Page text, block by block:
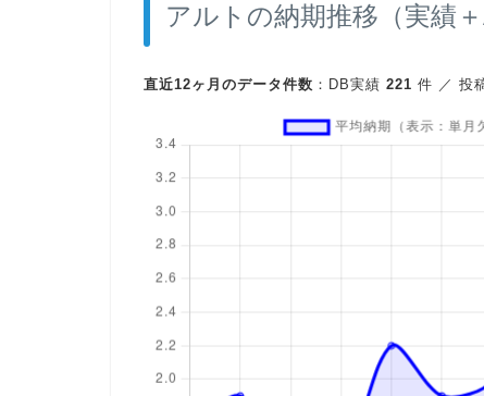
アルトの納期推移（実績＋
直近12ヶ月のデータ件数 ：DB実績 221 件 ／ 投